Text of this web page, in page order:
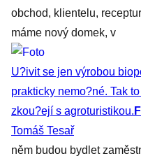
obchod, klientelu,
máme nový domek, v
U?ivit se jen výrobou
prakticky nemo?né. Tak
zkou?ejí s agroturistikou.
Tomáš Tesař
něm budou bydlet